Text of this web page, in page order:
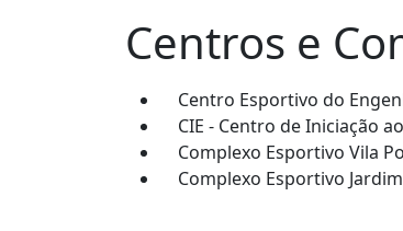
Centros e
Centro Esportivo do
CIE - Centro de Iniciação
Complexo Esportivo Vila
Complexo Esportivo